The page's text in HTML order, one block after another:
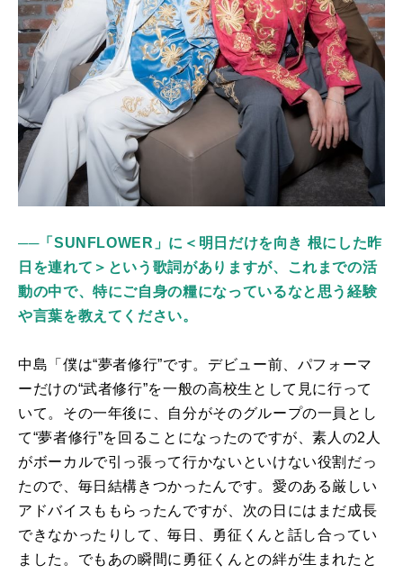
──「SUNFLOWER」に＜明日だけを向き 根にした昨
日を連れて＞という歌詞がありますが、これまでの活
動の中で、特にご自身の糧になっているなと思う経験
や言葉を教えてください。
中島「僕は“夢者修行”です。デビュー前、パフォーマ
ーだけの“武者修行”を一般の高校生として見に行って
いて。その一年後に、自分がそのグループの一員とし
て“夢者修行”を回ることになったのですが、素人の2人
がボーカルで引っ張って行かないといけない役割だっ
たので、毎日結構きつかったんです。愛のある厳しい
アドバイスももらったんですが、次の日にはまだ成長
できなかったりして、毎日、勇征くんと話し合ってい
ました。でもあの瞬間に勇征くんとの絆が生まれたと